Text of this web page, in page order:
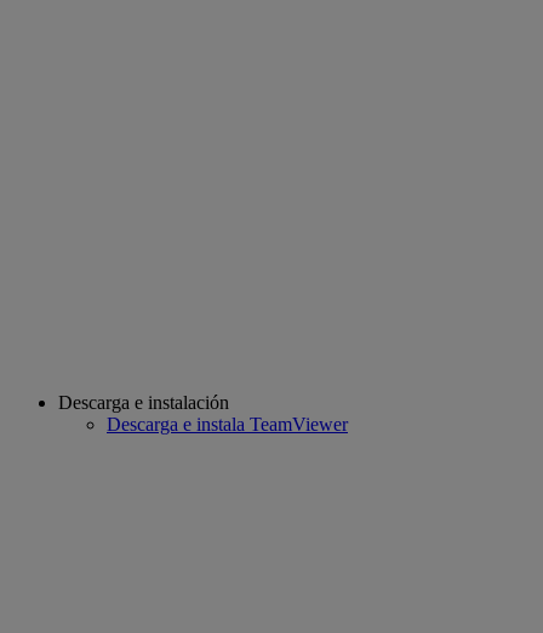
Descarga e instalación
Descarga e instala TeamViewer